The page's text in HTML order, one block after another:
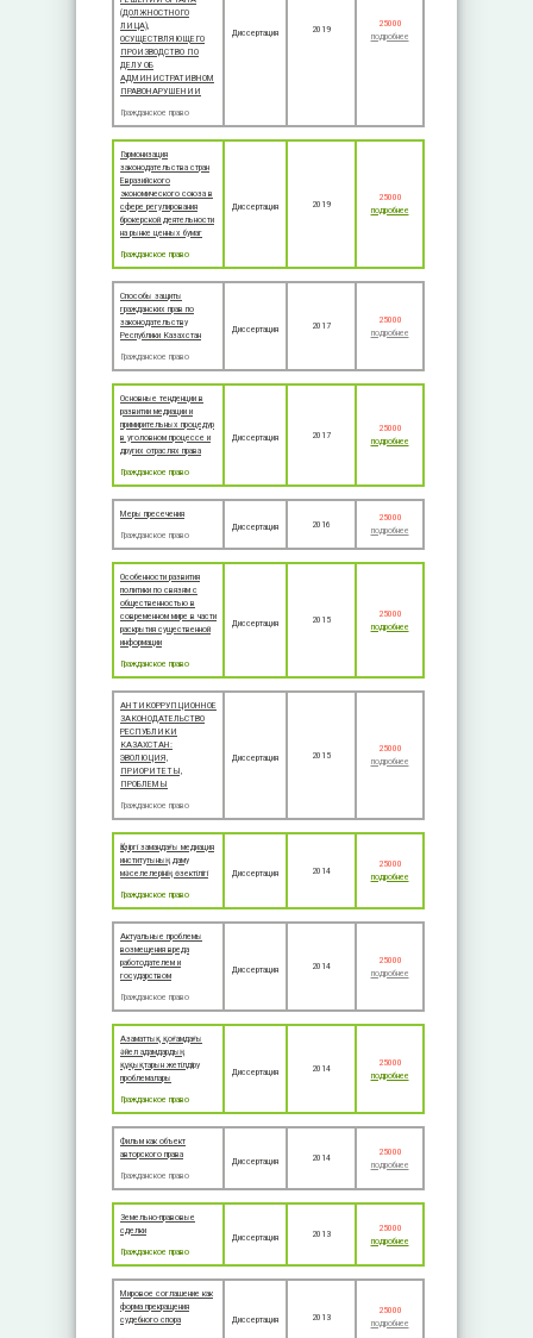
(ДОЛЖНОСТНОГО
ЛИЦА),
ОСУЩЕСТВЛЯЮЩЕГО
ПРОИЗВОДСТВО ПО
ДЕЛУ ОБ
АДМИНИСТРАТИВНОМ
ПРАВОНАРУШЕНИИ
Гражданское право
Диссертация 2019
25000
подробнее
Гармонизация
законодательства стран
Евразийского
экономического союза в
сфере регулирования
брокерской деятельности
на рынке ценных бумаг
Гражданское право
Диссертация 2019
25000
подробнее
Способы защиты
гражданских прав по
законодательству
Республики Казахстан
Гражданское право
Диссертация 2017
25000
подробнее
Основные тенденции в
развитии медиации и
примирительных процедур
в уголовном процессе и
других отраслях права
Гражданское право
Диссертация 2017
25000
подробнее
Меры пресечения
Гражданское право
Диссертация 2016
25000
подробнее
Особенности развития
политики по связям с
общественностью в
современном мире в части
раскрытия существенной
информации
Гражданское право
Диссертация 2015
25000
подробнее
АНТИКОРРУПЦИОННОЕ
ЗАКОНОДАТЕЛЬСТВО
РЕСПУБЛИКИ
КАЗАХСТАН:
ЭВОЛЮЦИЯ,
ПРИОРИТЕТЫ,
ПРОБЛЕМЫ
Гражданское право
Диссертация 2015
25000
подробнее
Қазiргi замандағы медиация
институтының даму
мәселелерінің өзектілігі
Гражданское право
Диссертация 2014
25000
подробнее
Актуальные проблемы
возмещения вреда
работодателем и
государс‬твом
Гражданское право
Диссертация 2014
25000
подробнее
Азаматтық қоғамдағы
әйел адамдардың
құқықтарын жетілдіру
проблемалары
Гражданское право
Диссертация 2014
25000
подробнее
Фильм как объект
авторского права
Гражданское право
Диссертация 2014
25000
подробнее
Земельно-правовые
сделки
Гражданское право
Диссертация 2013
25000
подробнее
Мировое соглашение как
форма прекращения
судебного спора
Диссертация 2013
25000
подробнее